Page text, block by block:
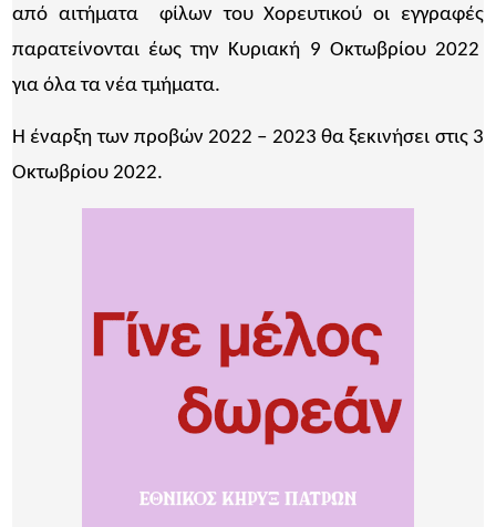
από αιτήματα φίλων του Χορευτικού οι εγγραφές
παρατείνονται έως την Κυριακή 9 Οκτωβρίου 2022
για όλα τα νέα τμήματα.
Η έναρξη των προβών 2022 – 2023 θα ξεκινήσει στις 3
Οκτωβρίου 2022.